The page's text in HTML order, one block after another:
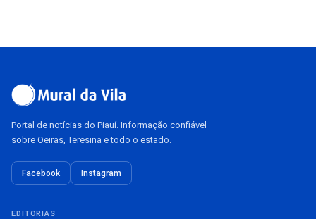
Portal de notícias do Piauí. Informação confiável
sobre Oeiras, Teresina e todo o estado.
Facebook Instagram
EDITORIAS